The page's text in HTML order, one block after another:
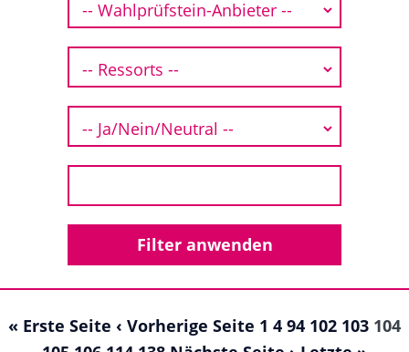
« Erste Seite ‹ Vorherige Seite 1 4 94 102 103 104